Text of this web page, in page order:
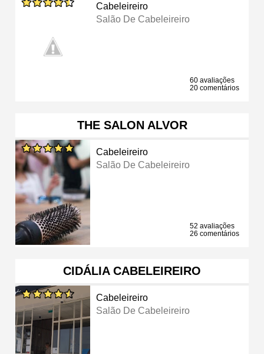
Cabeleireiro
Salão De Cabeleireiro
60 avaliações
20 comentários
THE SALON ALVOR
Cabeleireiro
Salão De Cabeleireiro
52 avaliações
26 comentários
CIDÁLIA CABELEIREIRO
Cabeleireiro
Salão De Cabeleireiro